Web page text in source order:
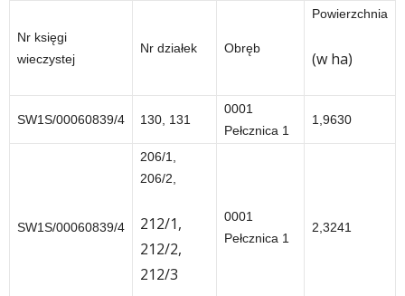
Nr księgi
wieczystej
Nr działek Obręb
Powierzchnia
(w ha)
SW1S/00060839/4 130, 131
0001
Pełcznica 1
1,9630
SW1S/00060839/4
206/1,
206/2,
212/1,
212/2,
212/3
0001
Pełcznica 1
2,3241